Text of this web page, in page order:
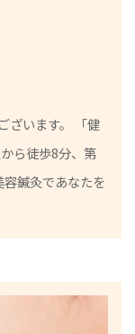
ざいます。 「健
ら徒歩8分、第
鍼灸であなたを